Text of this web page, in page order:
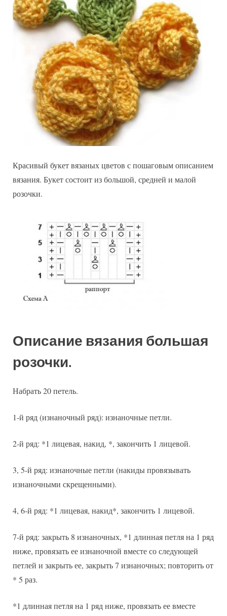
Красивый букет вязаных цветов с пошаговым описанием
вязания. Букет состоит из большой, средней и малой
розочки.
Описание вязания большая
розочки.
Набрать 20 петель.
1-й ряд (изнаночный ряд): изнаночные петли.
2-й ряд: *1 лицевая, накид, *, закончить 1 лицевой.
3, 5-й ряд: изнаночные петли (накиды провязывать
изнаночными скрещенными).
4, 6-й ряд: *1 лицевая, накид*, закончить 1 лицевой.
7-й ряд: закрыть 8 изнаночных, *1 длинная петля на 1 ряд
ниже, провязать ее изнаночной вместе со следующей
петлей и закрыть ее, закрыть 7 изнаночных; повторить от
* 5 раз.
*1 длинная петля на 1 ряд ниже, провязать ее вместе